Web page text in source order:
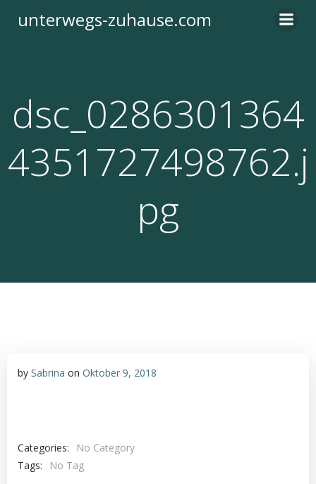
Inhalt
unterwegs-zuhause.com
dsc_0286301364
4351727498762.j
pg
by Sabrina on Oktober 9, 2018
Categories:
No Category
Tags:
No Tag